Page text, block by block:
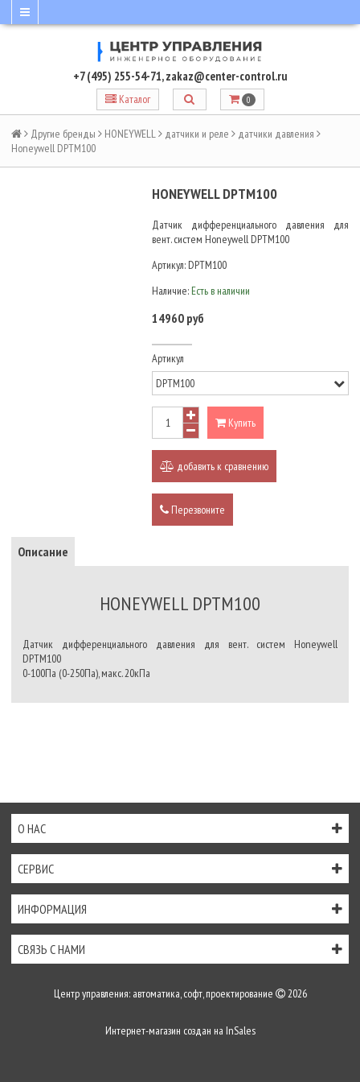
+7 (495) 255-54-71,zakaz@center-control.ru
Каталог 0
Другие бренды HONEYWELL датчики и реле
датчики давления
Honeywell DPTM100
HONEYWELL DPTM100
Датчик дифференциального давления для
вент. систем Honeywell DPTM100
Артикул: DPTM100
Наличие: Есть в наличии
14960 руб
Артикул
Купить
добавить к сравнению
Перезвоните
Описание
HONEYWELL DPTM100
Датчик дифференциального давления для вент. систем Honeywell
DPTM100
0-100Па (0-250Па), макс. 20кПа
О НАС
СЕРВИС
ИНФОРМАЦИЯ
СВЯЗЬ С НАМИ
Центр управления: автоматика, софт, проектирование 2026
Интернет-магазин создан на InSales